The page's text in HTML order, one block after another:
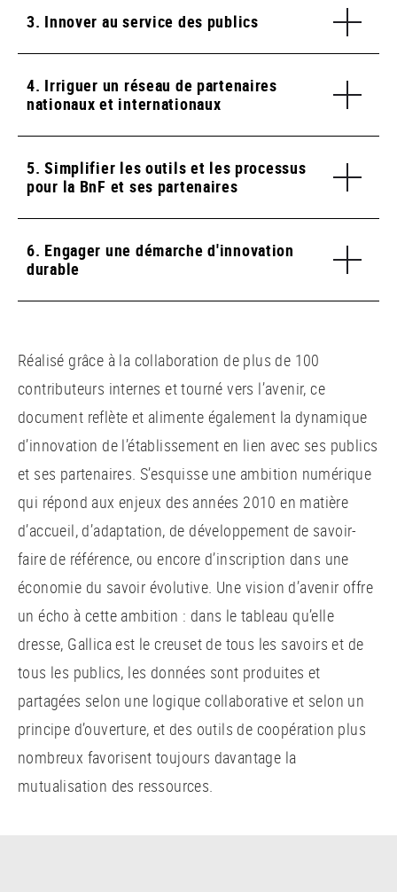
3. Innover au service des publics
4. Irriguer un réseau de partenaires
nationaux et internationaux
5. Simplifier les outils et les processus
pour la BnF et ses partenaires
6. Engager une démarche d'innovation
durable
Réalisé grâce à la collaboration de plus de 100
contributeurs internes et tourné vers l’avenir, ce
document reflète et alimente également la dynamique
d’innovation de l’établissement en lien avec ses publics
et ses partenaires. S’esquisse une ambition numérique
qui répond aux enjeux des années 2010 en matière
d’accueil, d’adaptation, de développement de savoir-
faire de référence, ou encore d’inscription dans une
économie du savoir évolutive. Une vision d’avenir offre
un écho à cette ambition : dans le tableau qu’elle
dresse, Gallica est le creuset de tous les savoirs et de
tous les publics, les données sont produites et
partagées selon une logique collaborative et selon un
principe d’ouverture, et des outils de coopération plus
nombreux favorisent toujours davantage la
mutualisation des ressources.